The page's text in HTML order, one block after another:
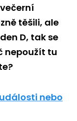
těšili, ale
D, tak se
nepoužít tu
nebo